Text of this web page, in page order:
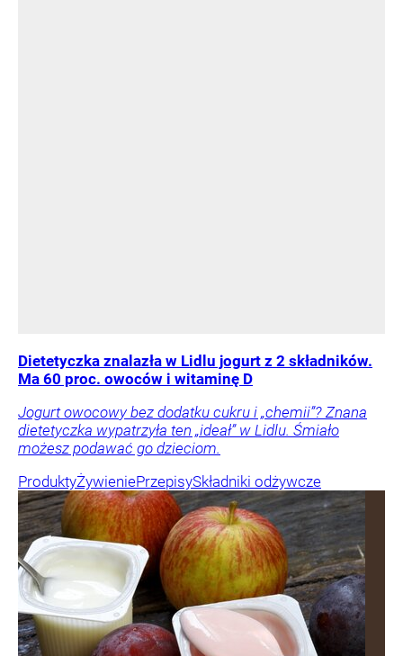
Dietetyczka znalazła w Lidlu jogurt z 2 składników.
Ma 60 proc. owoców i witaminę D
Jogurt owocowy bez dodatku cukru i „chemii”? Znana
dietetyczka wypatrzyła ten „ideał” w Lidlu. Śmiało
możesz podawać go dzieciom.
ProduktyŻywieniePrzepisySkładniki odżywcze